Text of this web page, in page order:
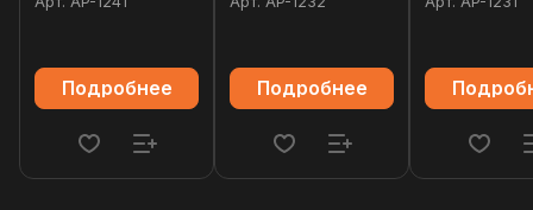
Подробнее Подробнее